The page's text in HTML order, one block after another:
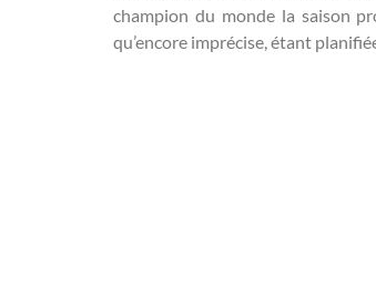
champion du monde la saison
qu’encore imprécise, étant